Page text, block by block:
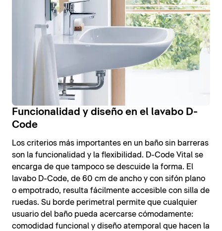
Funcionalidad y diseño en el lavabo D-
Code
Los criterios más importantes en un baño sin barreras
son la funcionalidad y la flexibilidad. D-Code Vital se
encarga de que tampoco se descuide la forma. El
lavabo D-Code, de 60 cm de ancho y con sifón plano
o empotrado, resulta fácilmente accesible con silla de
ruedas. Su borde perimetral permite que cualquier
usuario del baño pueda acercarse cómodamente:
comodidad funcional y diseño atemporal que hacen la